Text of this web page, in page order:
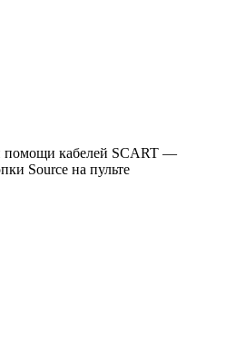
помощи кабелей SCART —
Source на пульте